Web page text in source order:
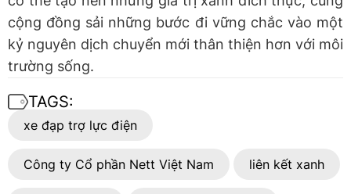
cộng đồng sải những bước đi vững chắc vào một
kỷ nguyên dịch chuyển mới thân thiện hơn với môi
trường sống.
TAGS:
xe đạp trợ lực điện
Công ty Cổ phần Nett Việt Nam liên kết xanh